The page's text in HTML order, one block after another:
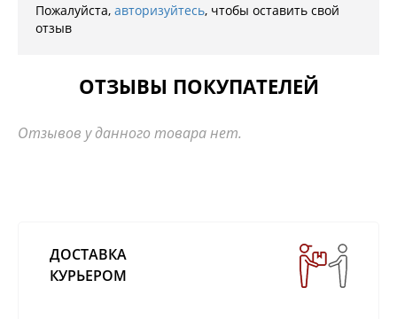
Пожалуйста, авторизуйтесь, чтобы оставить свой
отзыв
ОТЗЫВЫ ПОКУПАТЕЛЕЙ
Отзывов у данного товара нет.
ДОСТАВКА
КУРЬЕРОМ